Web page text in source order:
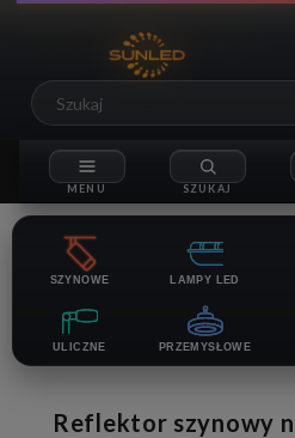
SZYNOWE LAMPY LED
ULICZNE PRZEMYSŁOWE
Reflektor szynowy na żarówkę